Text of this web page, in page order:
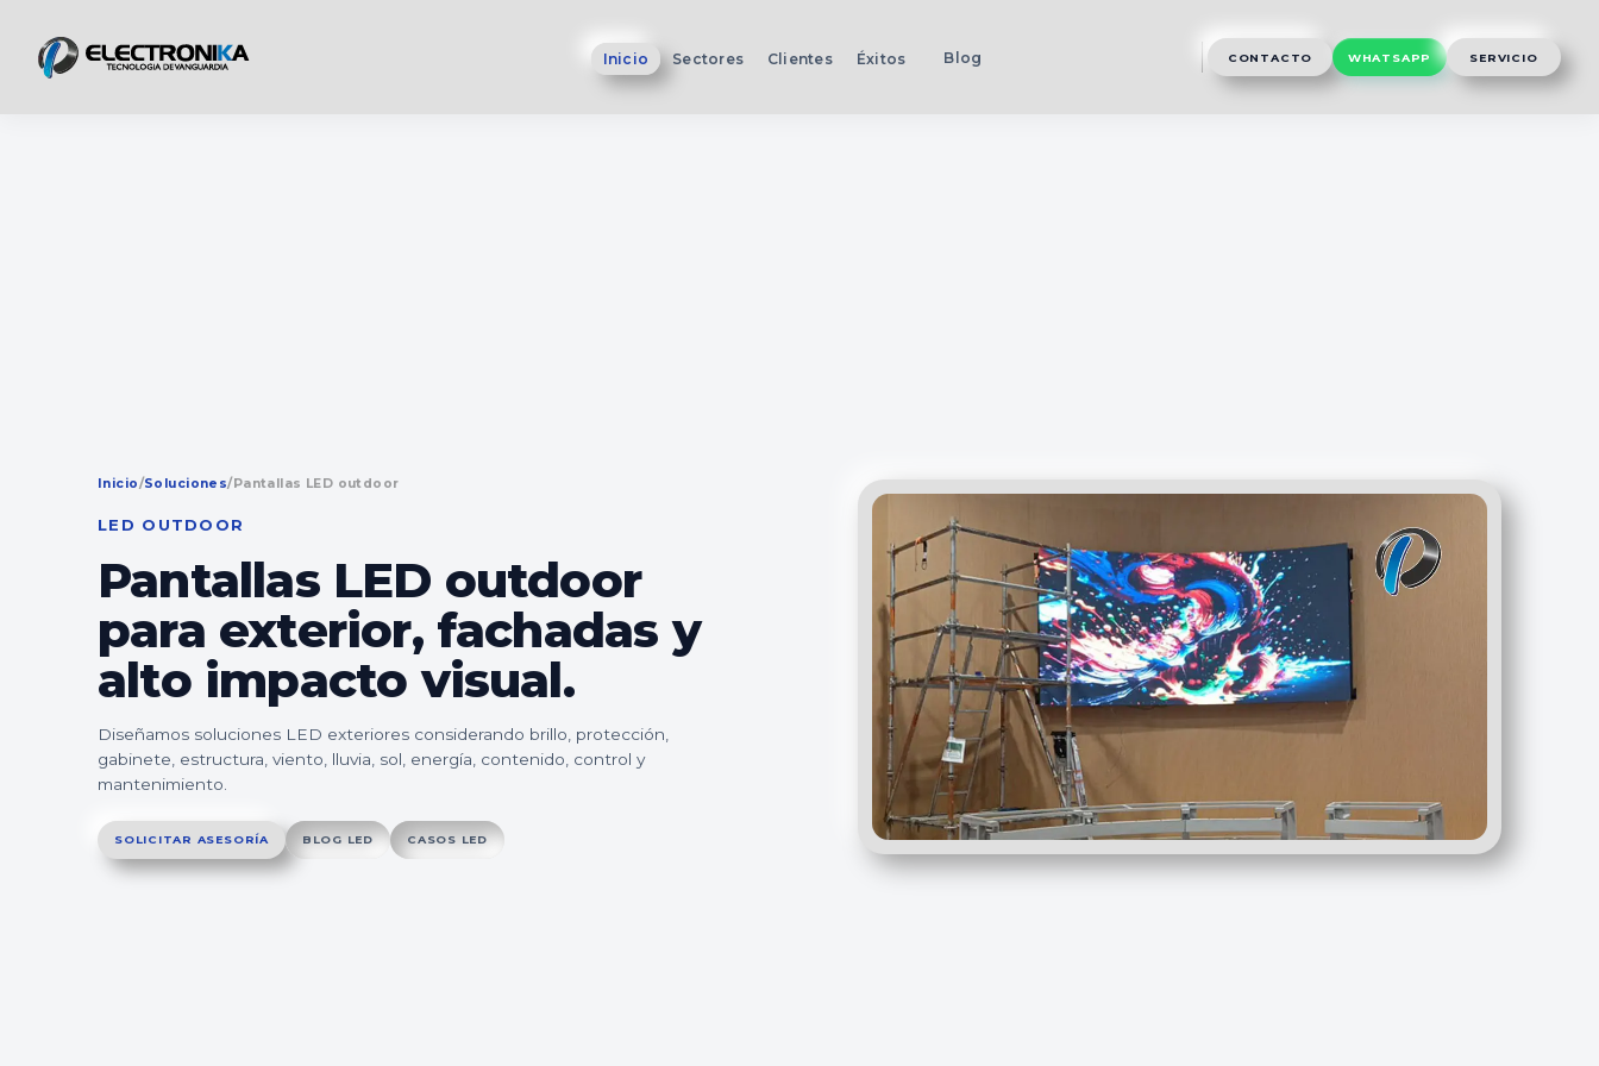
Inicio Sectores Clientes Éxitos Blog CONTACTO WHATSAPP SERVICIO
Inicio/Soluciones/Pantallas LED outdoor
LED OUTDOOR
Pantallas LED outdoor
para exterior, fachadas y
alto impacto visual.
Diseñamos soluciones LED exteriores considerando brillo, protección,
gabinete, estructura, viento, lluvia, sol, energía, contenido, control y
mantenimiento.
SOLICITAR ASESORÍA BLOG LED CASOS LED